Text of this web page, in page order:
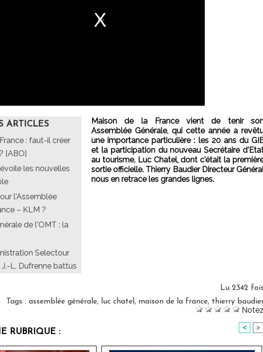
ARTICLES
: faut-il créer
[ABO]
les nouvelles
l'Assemblée
– KLM ?
de l'OMT : la
Selectour
L. Dufrenne battus
Maison de la France vient de tenir
Assemblée Générale, qui cette année a
une importance particulière : les 20 ans du
et la participation du nouveau Secrétaire
au tourisme, Luc Chatel, dont c'était la
sortie officielle. Thierry Baudier Directeur
nous en retrace les grandes lignes.
Lu 2342 fois
Tags : assemblée générale, luc chatel , maison de la france, thierry
Notez
RUBRIQUE : < >